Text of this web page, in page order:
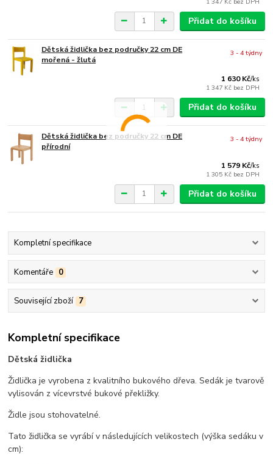
Přidat do košíku
Dětská židlička bez područky 22 cm DE
mořená - žlutá
1 630 Kč/ks
1 347 Kč bez DPH
3 - 4 týdny
Přidat do košíku
Dětská židlička bez područky 22 cm DE
přírodní
1 579 Kč/ks
1 305 Kč bez DPH
3 - 4 týdny
Přidat do košíku
Kompletní specifikace
Komentáře 0
Související zboží 7
Kompletní specifikace
Dětská židlička
Židlička je vyrobena z kvalitního bukového dřeva. Sedák je tvarově
vylisován z vícevrstvé bukové překližky.
Židle jsou stohovatelné.
Tato židlička se vyrábí v následujících velikostech (výška sedáku v
cm):